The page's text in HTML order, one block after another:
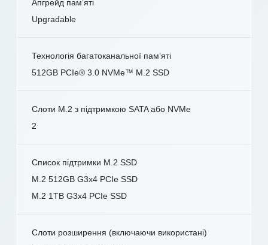
Апгрейд пам’яті
Upgradable
Технологія багатоканальної пам’яті
512GB PCIe® 3.0 NVMe™ M.2 SSD
Слоти M.2 з підтримкою SATA або NVMe
2
Список підтримки M.2 SSD
M.2 512GB G3x4 PCIe SSD
M.2 1TB G3x4 PCIe SSD
Слоти розширення (включаючи використані)